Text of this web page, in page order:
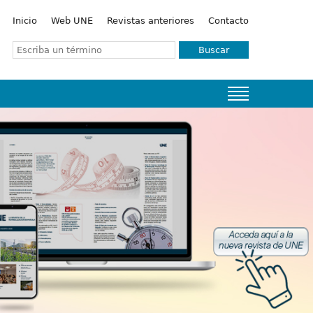
Inicio Web UNE Revistas anteriores Contacto
Buscar